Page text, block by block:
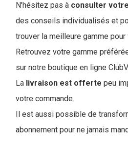
N'hésitez pas à consulter
des conseils individualisés et
trouver la meilleure gamme pour
Retrouvez votre gamme
sur notre boutique en ligne
La livraison est offerte peu
votre commande.
Il est aussi possible de
abonnement pour ne jamais